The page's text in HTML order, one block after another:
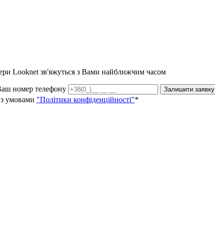
Looknet зв'яжуться з Вами найближчим часом
номер телефону Залишити заявку
умовами "Політики конфіденційності"*